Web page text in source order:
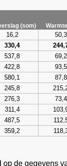
(som)
16,2 50,3
330,4
537,8 69,2
422,8 93,5
580,1 87,8
245,8
276,3 73,4
311,4
487,5
359,2
op de gegevens